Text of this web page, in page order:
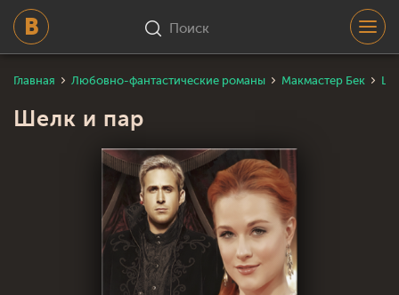
Поиск
Главная Любовно-фантастические романы Макмастер Бек
Шелк и пар